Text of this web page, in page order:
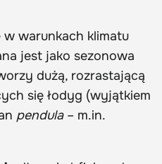
warunkach klimatu
jest jako sezonowa
dużą, rozrastającą
się łodyg (wyjątkiem
pendula– m.in.